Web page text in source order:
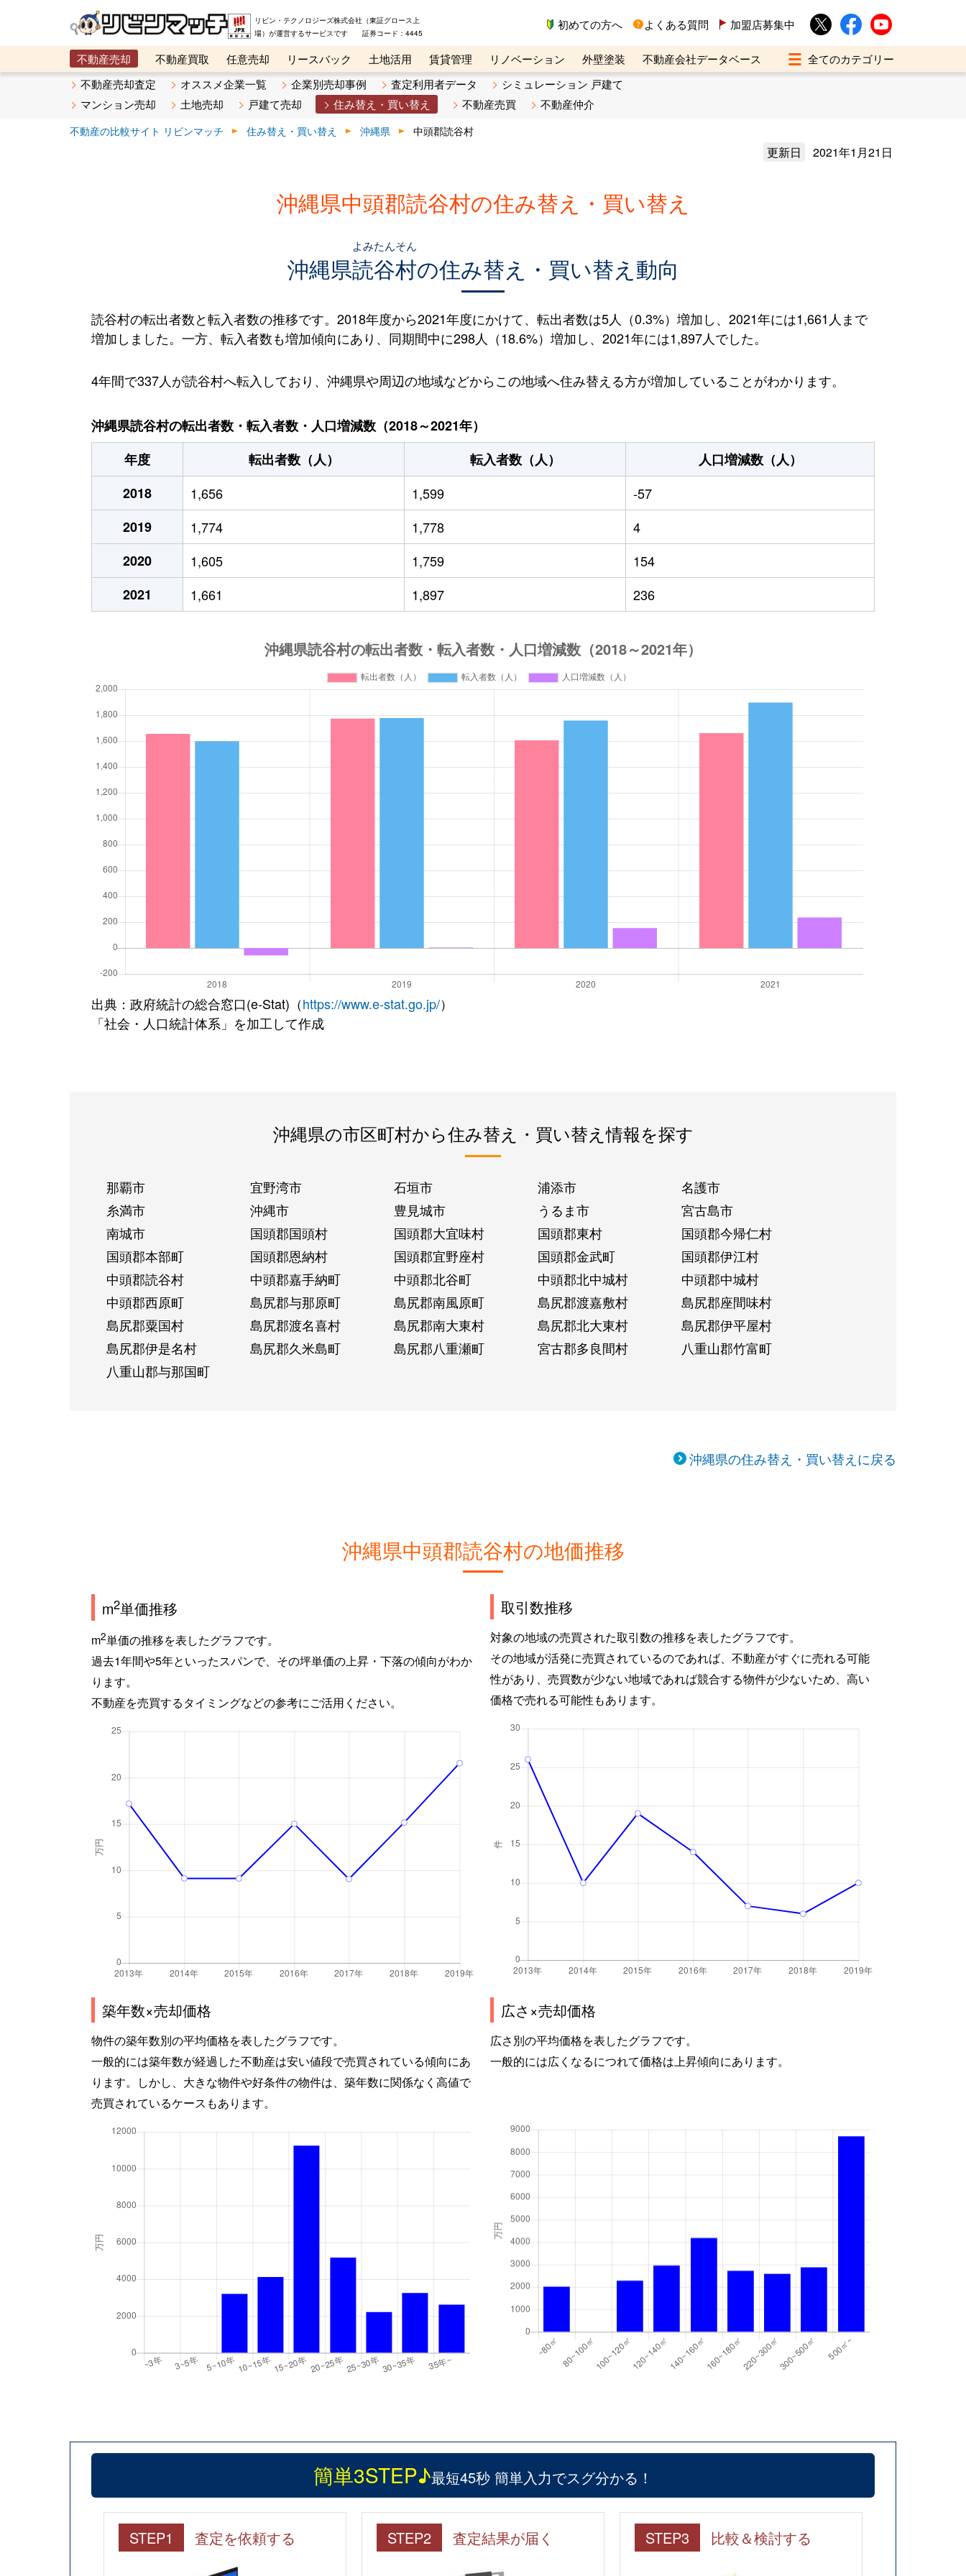
リビン・テクノロジーズ株式会社（東証グロース上
場）が運営するサービスです 証券コード：4445
初めての方へ よくある質問 加盟店募集中
不動産売却 不動産買取 任意売却 リースバック 土地活用 賃貸管理 リノベーション 外壁塗装
不動産会社データベース
メタ住宅展示場
ベスト不動産カンパニー オンライン講座 リビンマガジンBiz 不動産売却ご相談デスク
不動産売却査定 オススメ企業一覧 企業別売却事例 査定利用者データ
シミュレーション 戸建て
マンション売却
土地売却 戸建て売却 住み替え・買い替え 不動産売買 不動産仲介
不動産の比較サイト リビンマッチ 住み替え・買い替え 沖縄県 中頭郡読谷村
更新日 2021年1月21日
沖縄県中頭郡読谷村の住み替え・買い替え
沖縄県読谷村
よみたんそん
の住み替え・買い替え動向
読谷村の転出者数と転入者数の推移です。2018年度から2021年度にかけて、転出者数は5人（0.3%）増加し、2021年には1,661人まで
増加しました。一方、転入者数も増加傾向にあり、同期間中に298人（18.6%）増加し、2021年には1,897人でした。
4年間で337人が読谷村へ転入しており、沖縄県や周辺の地域などからこの地域へ住み替える方が増加していることがわかります。
沖縄県読谷村の転出者数・転入者数・人口増減数（2018～2021年）
年度
転出者数（人） 転入者数（人）
人口増減数（人）
2018
1,656 1,599
-57
2019
1,774 1,778
4
2020
1,605 1,759
154
2021
1,661 1,897 236
出典：政府統計の総合窓口(e-Stat)（https://www.e-stat.go.jp/）
「社会・人口統計体系」を加工して作成
沖縄県の市区町村から住み替え・買い替え情報を探す
那覇市 宜野湾市 石垣市 浦添市
名護市
糸満市
沖縄市 豊見城市 うるま市
宮古島市
南城市
国頭郡国頭村 国頭郡大宜味村 国頭郡東村
国頭郡今帰仁村
国頭郡本部町
国頭郡恩納村 国頭郡宜野座村 国頭郡金武町
国頭郡伊江村
中頭郡読谷村
中頭郡嘉手納町 中頭郡北谷町 中頭郡北中城村
中頭郡中城村
中頭郡西原町
島尻郡与那原町 島尻郡南風原町 島尻郡渡嘉敷村
島尻郡座間味村
島尻郡粟国村
島尻郡渡名喜村 島尻郡南大東村 島尻郡北大東村
島尻郡伊平屋村
島尻郡伊是名村
島尻郡久米島町 島尻郡八重瀬町 宮古郡多良間村
八重山郡竹富町
八重山郡与那国町
沖縄県の住み替え・買い替えに戻る
沖縄県中頭郡読谷村の地価推移
m2単価推移
m2単価の推移を表したグラフです。
過去1年間や5年といったスパンで、その坪単価の上昇・下落の傾向がわか
ります。
不動産を売買するタイミングなどの参考にご活用ください。
取引数推移
対象の地域の売買された取引数の推移を表したグラフです。
その地域が活発に売買されているのであれば、不動産がすぐに売れる可能
性があり、売買数が少ない地域であれば競合する物件が少ないため、高い
価格で売れる可能性もあります。
築年数×売却価格
物件の築年数別の平均価格を表したグラフです。
一般的には築年数が経過した不動産は安い値段で売買されている傾向にあ
ります。しかし、大きな物件や好条件の物件は、築年数に関係なく高値で
売買されているケースもあります。
広さ×売却価格
広さ別の平均価格を表したグラフです。
一般的には広くなるにつれて価格は上昇傾向にあります。
簡単3STEP♪最短45秒 簡単入力でスグ分かる！
STEP1 査定を依頼する STEP2 査定結果が届く STEP3 比較＆検討する